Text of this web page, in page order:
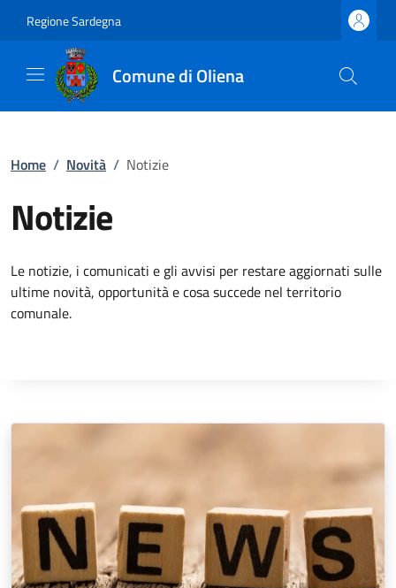
Regione Sardegna
Comune di Oliena
Home / Novità / Notizie
Notizie
Le notizie, i comunicati e gli avvisi per restare aggiornati sulle
ultime novità, opportunità e cosa succede nel territorio
comunale.